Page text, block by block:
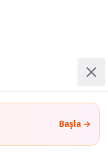
Başla →